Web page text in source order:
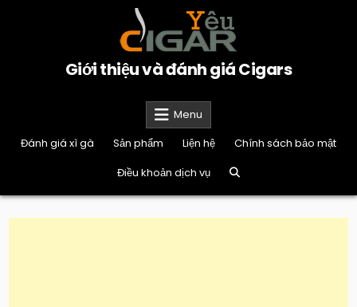
Giới thiệu và đánh giá Cigars
Menu
Đánh giá xì gà
Sản phẩm Liện hệ
Chính sách bảo mật
Điều khoản dịch vụ